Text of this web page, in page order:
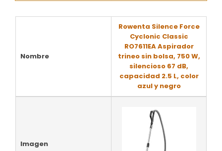
Nombre
Rowenta Silence Force
Cyclonic Classic
RO7611EA Aspirador
trineo sin bolsa, 750 W,
silencioso 67 dB,
capacidad 2.5 L, color
azul y negro
Imagen